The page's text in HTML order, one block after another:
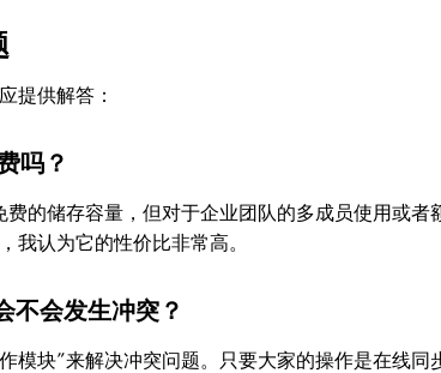
提供解答：
吗？
的储存容量，但对于企业团队的多成员使用或者
我认为它的性价比非常高。
不会发生冲突？
模块”来解决冲突问题。只要大家的操作是在线同